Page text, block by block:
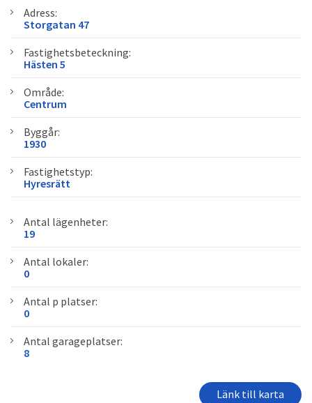
Adress:
Storgatan 47
Fastighetsbeteckning:
Hästen 5
Område:
Centrum
Byggår:
1930
Fastighetstyp:
Hyresrätt
Antal lägenheter:
19
Antal lokaler:
0
Antal p platser:
0
Antal garageplatser:
8
Länk till karta